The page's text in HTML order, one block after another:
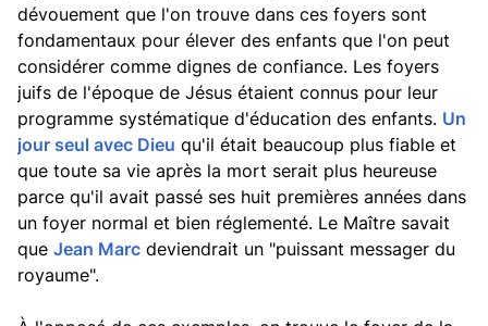
dévouement que l'on trouve dans ces foyers sont
fondamentaux pour élever des enfants que l'on peut
considérer comme dignes de confiance. Les foyers
juifs de l'époque de Jésus étaient connus pour leur
programme systématique d'éducation des enfants. Un
jour seul avec Dieu qu'il était beaucoup plus fiable et
que toute sa vie après la mort serait plus heureuse
parce qu'il avait passé ses huit premières années dans
un foyer normal et bien réglementé. Le Maître savait
que Jean Marc deviendrait un "puissant messager du
royaume".